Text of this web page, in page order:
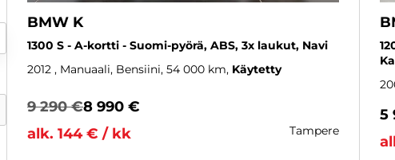
BMW K
1300 S - A-kortti - Suomi-pyörä, ABS, 3x laukut, Navi
2012 , Manuaali, Bensiini, 54 000 km Käytetty
9 290 €8 990 €
alk. 144 € / kk
tampere
5